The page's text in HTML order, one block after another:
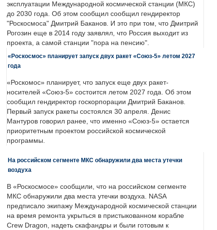
эксплуатации Международной космической станции (МКС)
до 2030 года. Об этом сообщил сообщил гендиректор
"Роскосмоса" Дмитрий Баканов. И это при том, что Дмитрий
Рогозин еще в 2014 году заявлял, что Россия выходит из
проекта, а самой станции "пора на пенсию".
«Роскосмос» планирует запуск двух ракет «Союз-5» летом 2027
года
«Роскомос» планирует, что запуск еще двух ракет-
носителей «Союз-5» состоится летом 2027 года. Об этом
сообщил гендиректор госкорпорации Дмитрий Баканов.
Первый запуск ракеты состоялся 30 апреля. Денис
Мантуров говорил ранее, что именно «Союз-5» остается
приоритетным проектом российской космической
программы.
На российском сегменте МКС обнаружили два места утечки
воздуха
В «Роскосмосе» сообщили, что на российском сегменте
МКС обнаружили два места утечки воздуха. NASA
предписало экипажу Международной космической станции
на время ремонта укрыться в пристыкованном корабле
Crew Dragon, надеть скафандры и были готовым к